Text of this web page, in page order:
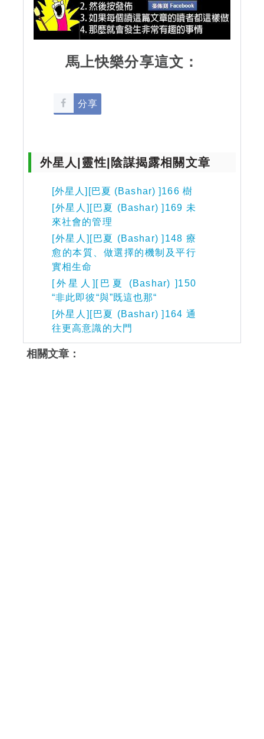
馬上快樂分享這文：
分享
外星人|靈性|陰謀揭露相關文章
[外星人][巴夏 (Bashar) ]166 樹
[外星人][巴夏 (Bashar) ]169 未
來社會的管理
[外星人][巴夏 (Bashar) ]148 療
愈的本質、做選擇的機制及平行
實相生命
[外星人][巴夏 (Bashar) ]150
“非此即彼“與”既這也那“
[外星人][巴夏 (Bashar) ]164 通
往更高意識的大門
相關文章：